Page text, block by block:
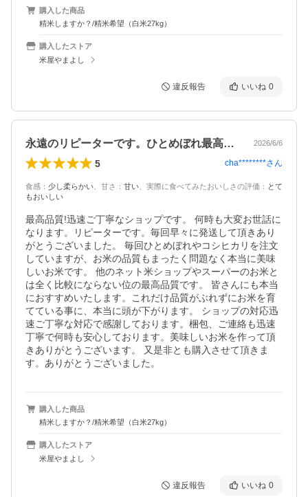
購入した商品
精米しますか？/精米希望（白米27kg）
購入したストア
米屋やまよし
違反報告 いいね 0
永遠のリピーターです。ひとめぼれ最高品質 2026/6/6
5 cha********さん
食感 ： 少し柔らかい 甘さ ： 甘い 実際に食べてみたおいしさの評価 ： とて
もおいしい
最高品質!迅速ご丁寧なショップです。 何時も大変お世話に
なります。リピーターです。毎回早々に発送して頂きあり
がとうございました。 毎回ひとめぼれやコシヒカリを注文
していますが、お米の品質もまったく問題なく本当に美味
しいお米です。 他のネット米ショップやスーパーのお米と
は全く比較にならない位の最高品質です。 皆さんにも本当
におすすめいたします。これだけ品質がぶれずにお米を育
てている事に、本当に頭が下がります。 ショップの対応迅
速ご丁寧な対応で感謝しております。梱包、ご連絡も迅速
丁寧で何時も安心しております。美味しいお米を作って頂
きありがとうございます。 又是非とも購入させて頂きま
す。ありがとうございました。
購入した商品
精米しますか？/精米希望（白米27kg）
購入したストア
米屋やまよし
違反報告 いいね 0